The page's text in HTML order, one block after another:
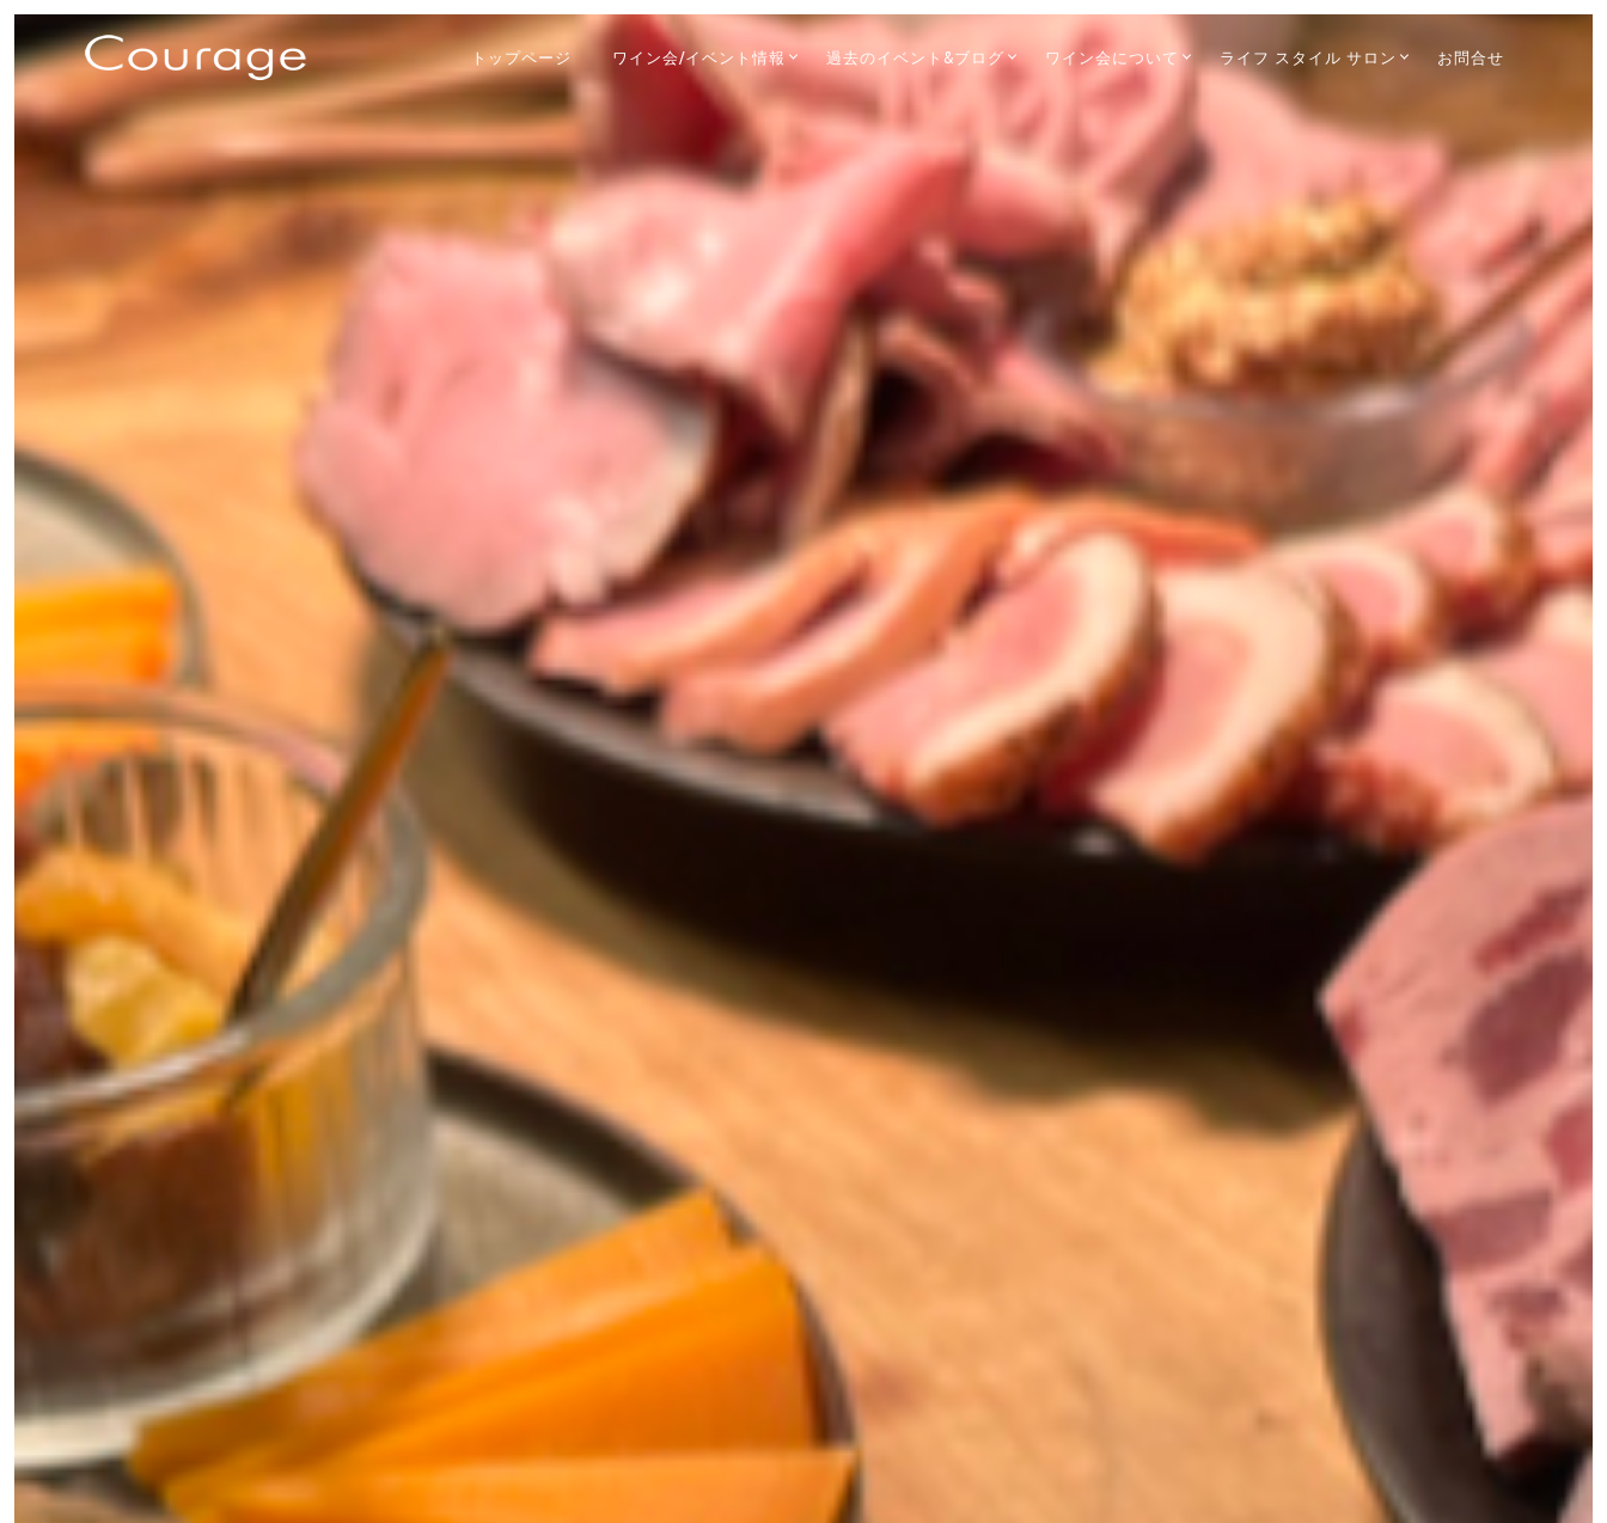
PRIMARY
NAVIGATION
トップページ ワイン会/イベント情報 過去のイベント&ブログ ワイン会について ライフ スタイル サロン お問合せ